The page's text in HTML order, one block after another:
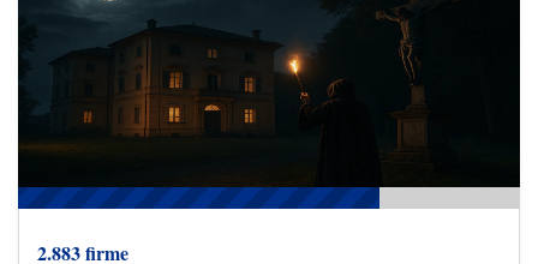
2.883 firme